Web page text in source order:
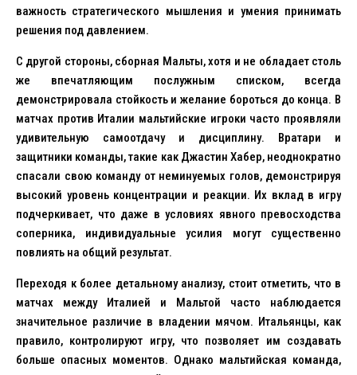
важность стратегического мышления и умения принимать
решения под давлением.
С другой стороны, сборная Мальты, хотя и не обладает столь
же впечатляющим послужным списком, всегда
демонстрировала стойкость и желание бороться до конца. В
матчах против Италии мальтийские игроки часто проявляли
удивительную самоотдачу и дисциплину. Вратари и
защитники команды, такие как Джастин Хабер, неоднократно
спасали свою команду от неминуемых голов, демонстрируя
высокий уровень концентрации и реакции. Их вклад в игру
подчеркивает, что даже в условиях явного превосходства
соперника, индивидуальные усилия могут существенно
повлиять на общий результат.
Переходя к более детальному анализу, стоит отметить, что в
матчах между Италией и Мальтой часто наблюдается
значительное различие в владении мячом. Итальянцы, как
правило, контролируют игру, что позволяет им создавать
больше опасных моментов. Однако мальтийская команда,